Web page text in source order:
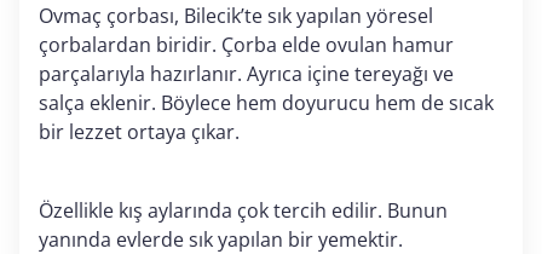
Ovmaç çorbası, Bilecik’te sık yapılan yöresel
çorbalardan biridir. Çorba elde ovulan hamur
parçalarıyla hazırlanır. Ayrıca içine tereyağı ve
salça eklenir. Böylece hem doyurucu hem de sıcak
bir lezzet ortaya çıkar.
Özellikle kış aylarında çok tercih edilir. Bunun
yanında evlerde sık yapılan bir yemektir.